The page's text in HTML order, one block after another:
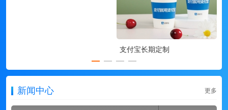
支付宝长期定制
新闻中心 更多